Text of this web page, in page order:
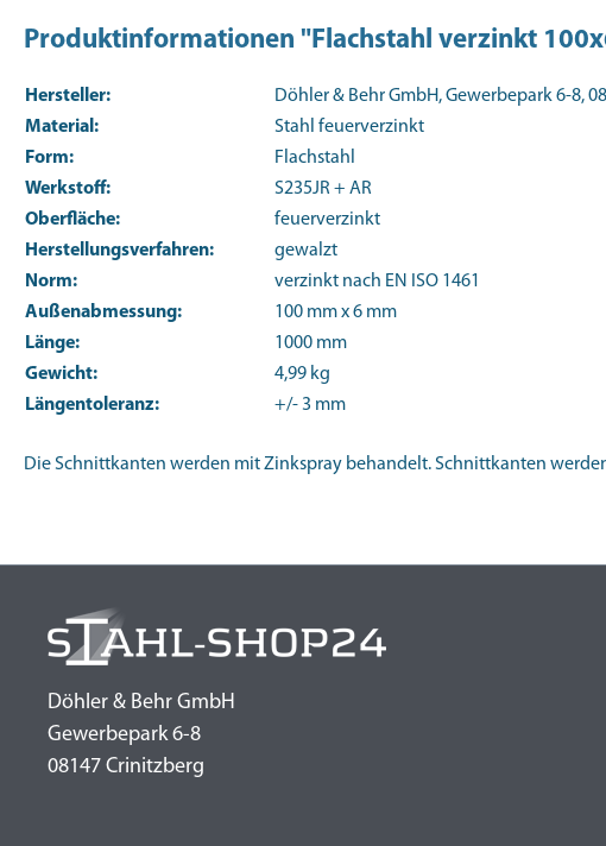
Produktinformationen "Flachstahl verzinkt
Hersteller: Döhler & Behr GmbH, Gewerbepark 6-8,
Material:
Stahl feuerverzinkt
Form:
Flachstahl
Werkstoff:
S235JR + AR
Oberfläche:
feuerverzinkt
Herstellungsverfahren:
gewalzt
Norm:
verzinkt nach EN ISO 1461
Außenabmessung:
100 mm x 6 mm
Länge:
1000 mm
Gewicht:
4,99 kg
Längentoleranz:
+/- 3 mm
Die Schnittkanten werden mit Zinkspray behandelt. Schnittkanten
Döhler & Behr GmbH
Gewerbepark 6-8
08147 Crinitzberg